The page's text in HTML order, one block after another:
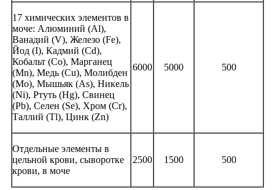
17 химических элементов в
моче: Алюминий (Al),
Ванадий (V), Железо (Fe),
Йод (I), Кадмий (Cd),
Кобальт (Co), Марганец
(Mn), Медь (Cu), Молибден
(Mo), Мышьяк (As), Никель
(Ni), Ртуть (Hg), Свинец
(Pb), Селен (Se), Хром (Cr),
Таллий (Tl), Цинк (Zn)
6000 5000 500
Отдельные элементы в
цельной крови, сыворотке
крови, в моче
2500 1500 500